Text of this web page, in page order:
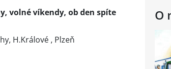
O
volné víkendy, ob den spíte
H.Králové , Plzeň